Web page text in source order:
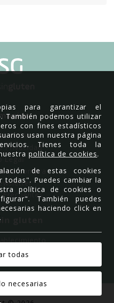
Cookies
Privacidad
Legal
de compra
Frecuentes
gluten
somos
para garantizar el
También podemos utilizar
con fines estadísticos
usan nuestra página
Tienes toda la
política de cookies.
de estas cookies
todas". Puedes cambiar la
política de cookies o
También puedes
haciendo click en